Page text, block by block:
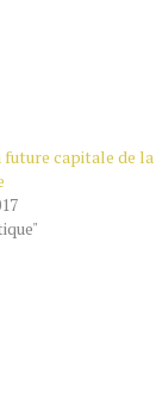
capitale de la